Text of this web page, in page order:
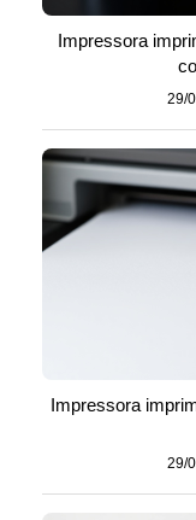
Impressora
29/
Impressora
29/